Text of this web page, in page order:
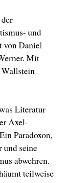
und
von Daniel
Mit
Literatur
Axel-
Paradoxon,
und seine
abwehren.
teilweise